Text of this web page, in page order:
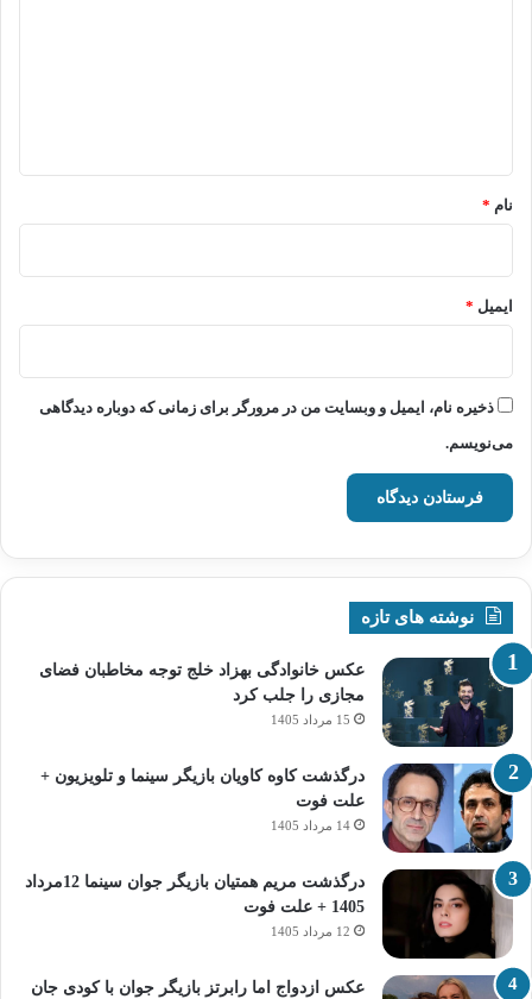
نام *
ایمیل *
ذخیره نام، ایمیل و وبسایت من در مرورگر برای زمانی که دوباره دیدگاهی
می‌نویسم.
نوشته های تازه
عکس خانوادگی بهزاد خلج توجه مخاطبان فضای
مجازی را جلب کرد
15 مرداد 1405
درگذشت کاوه کاویان بازیگر سینما و تلویزیون +
علت فوت
14 مرداد 1405
درگذشت مریم همتیان بازیگر جوان سینما 12مرداد
1405 + علت فوت
12 مرداد 1405
عکس ازدواج اما رابرتز بازیگر جوان با کودی جان